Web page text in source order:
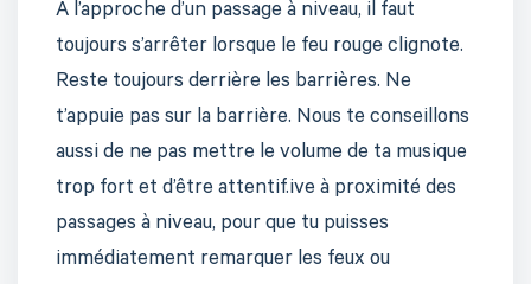
À l’approche d’un passage à niveau, il faut
toujours s’arrêter lorsque le feu rouge clignote.
Reste toujours derrière les barrières. Ne
t’appuie pas sur la barrière. Nous te conseillons
aussi de ne pas mettre le volume de ta musique
trop fort et d’être attentif.ive à proximité des
passages à niveau, pour que tu puisses
immédiatement remarquer les feux ou